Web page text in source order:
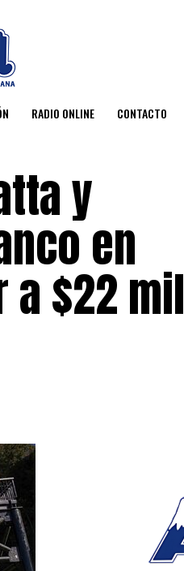
RADIO ONLINE CONTACTO
y
en
$22 mil